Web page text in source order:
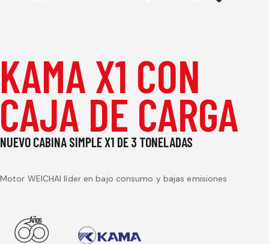
KAMA X1 CON
CAJA DE CARGA
NUEVO CABINA SIMPLE X1 DE 3 TONELADAS
Motor WEICHAI líder en bajo consumo y bajas emisiones